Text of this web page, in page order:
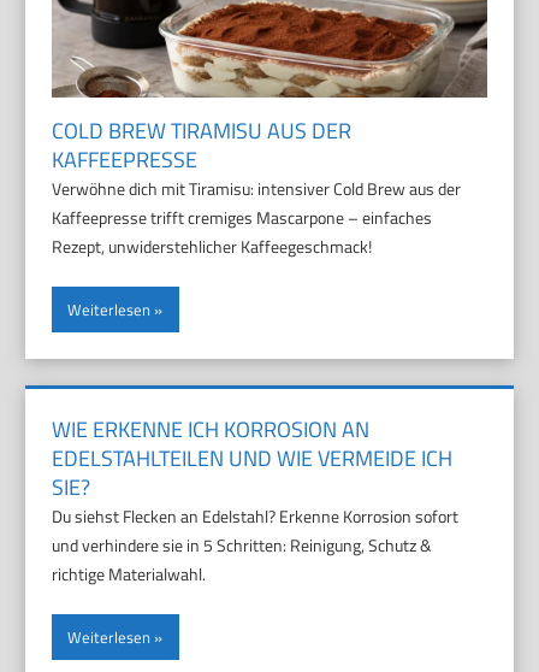
COLD BREW TIRAMISU AUS DER
KAFFEEPRESSE
Verwöhne dich mit Tiramisu: intensiver Cold Brew aus der
Kaffeepresse trifft cremiges Mascarpone – einfaches
Rezept, unwiderstehlicher Kaffeegeschmack!
Weiterlesen
WIE ERKENNE ICH KORROSION AN
EDELSTAHLTEILEN UND WIE VERMEIDE ICH
SIE?
Du siehst Flecken an Edelstahl? Erkenne Korrosion sofort
und verhindere sie in 5 Schritten: Reinigung, Schutz &
richtige Materialwahl.
Weiterlesen